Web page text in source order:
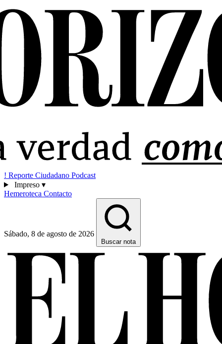
! Reporte Ciudadano Podcast
Impreso ▾
Hemeroteca Contacto
Sábado, 8 de agosto de 2026
Buscar nota